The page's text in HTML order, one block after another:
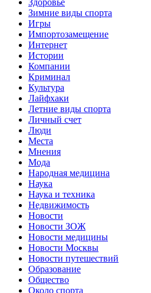
Зимние виды спорта
Игры
Импортозамещение
Интернет
Истории
Компании
Криминал
Культура
Лайфхаки
Летние виды спорта
Личный счет
Люди
Места
Мнения
Мода
Народная медицина
Наука
Наука и техника
Недвижимость
Новости
Новости ЗОЖ
Новости медицины
Новости Москвы
Новости путешествий
Образование
Общество
Около спорта